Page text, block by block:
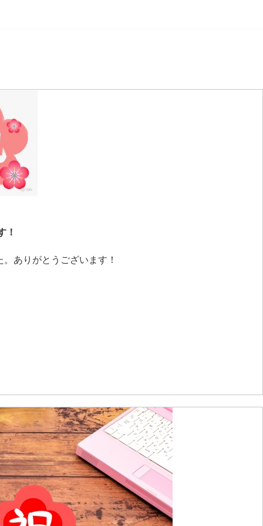
！
ありがとうございます！